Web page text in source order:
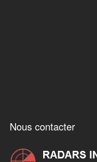
Nous contacter